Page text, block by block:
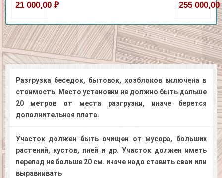
21 000,00 ₽ 255 000,00
Разгрузка беседок, бытовок, хозблоков включена в
стоимость. Место установки не должно быть дальше
20 метров от места разгрузки, иначе берется
дополнительная плата.
Участок должен быть очищен от мусора, больших
растений, кустов, пней и др. Участок должен иметь
перепад не больше 20 см. иначе надо ставить сваи или
выравнивать